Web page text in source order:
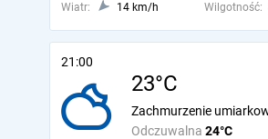
Wiatr:
14 km/h Wilgotność:
21:00
23°C
Odczuwalna 24°C
Zachmurzenie